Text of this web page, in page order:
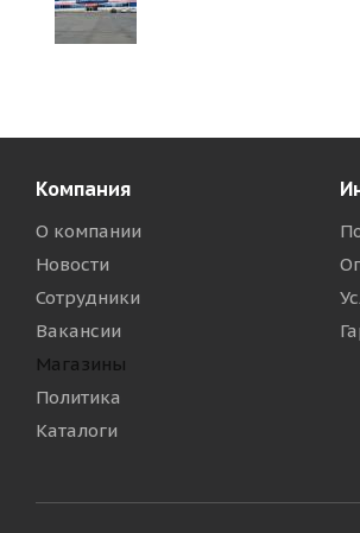
Компания
О компании
Новости
Сотрудники
Вакансии
Магазины
Политика
Каталоги